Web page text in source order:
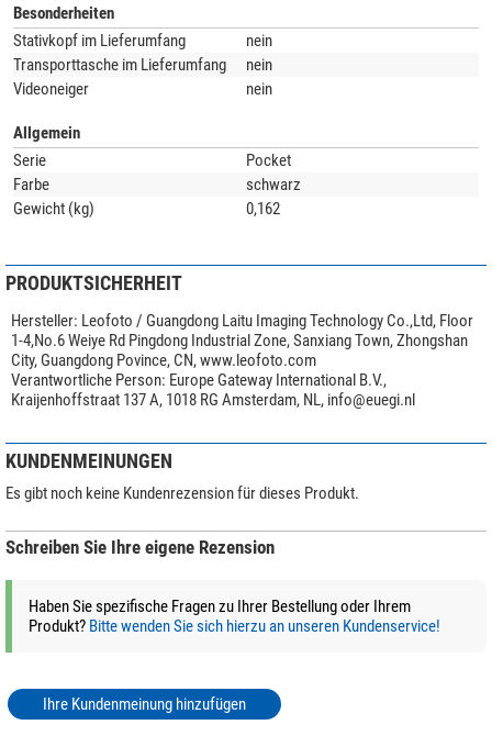
korrosionsbeständige Material zeichnet sich durch hohe Festigkeit und gute
Zähigkeit aus. Die Streckgrenze ist vergleichbar mit Baustahl. Alle Teile
werden auf modernstenCNC-Maschinenaus dem vollen Material gefräst
und sind dadurch deutlich
stabiler als Gußteile
keine Kompromisse!
Besonderheiten
Stativkopf im Lieferumfang
nein
Transporttasche im Lieferumfang
nein
Videoneiger
nein
Allgemein
Serie
Pocket
Farbe
schwarz
Gewicht (kg)
0,162
PRODUKTSICHERHEIT
Hersteller: Leofoto / Guangdong Laitu Imaging Technology Co.,Ltd, Floor
1-4,No.6 Weiye Rd Pingdong Industrial Zone, Sanxiang Town, Zhongshan
City, Guangdong Povince, CN, www.leofoto.com
Verantwortliche Person: Europe Gateway International B.V.,
Kraijenhoffstraat 137 A, 1018 RG Amsterdam, NL, info@euegi.nl
KUNDENMEINUNGEN
Es gibt noch keine Kundenrezension für dieses Produkt.
Schreiben Sie Ihre eigene Rezension
Haben Sie spezifische Fragen zu Ihrer Bestellung oder Ihrem
Produkt? Bitte wenden Sie sich hierzu an unseren Kundenservice!
Ihre Kundenmeinung hinzufügen